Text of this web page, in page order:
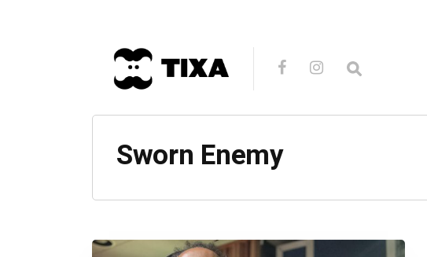
Sworn Enemy